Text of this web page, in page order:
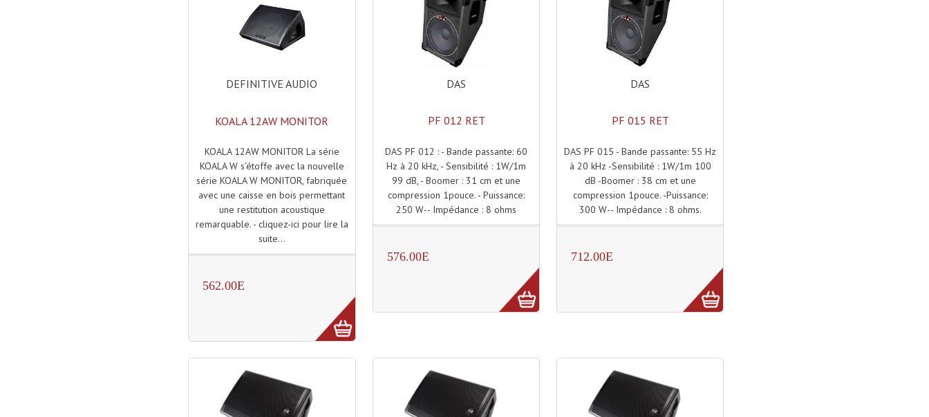
DEFINITIVE AUDIO
KOALA 12AW MONITOR
KOALA 12AW MONITOR La série
KOALA W s’étoffe avec la nouvelle
série KOALA W MONITOR, fabriquée
avec une caisse en bois permettant
une restitution acoustique
remarquable. - cliquez-ici pour lire la
suite...
562.00E
DAS
PF 012 RET
DAS PF 012 : - Bande passante: 60
Hz à 20 kHz, - Sensibilité : 1W/1m
99 dB, - Boomer : 31 cm et une
compression 1pouce. - Puissance:
250 W-- Impédance : 8 ohms
576.00E
DAS
PF 015 RET
DAS PF 015 - Bande passante: 55 Hz
à 20 kHz -Sensibilité : 1W/1m 100
dB -Boomer : 38 cm et une
compression 1pouce. -Puissance:
300 W-- Impédance : 8 ohms.
712.00E